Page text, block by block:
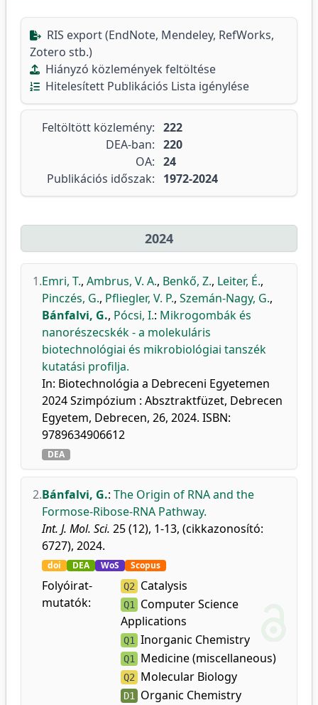
RIS export (EndNote, Mendeley, RefWorks,
Zotero stb.)
Hiányzó közlemények feltöltése
Hitelesített Publikációs Lista igénylése
Feltöltött közlemény: 222
DEA-ban: 220
OA: 24
Publikációs időszak:
1972-2024
2024
1.Emri, T., Ambrus, V. A., Benkő, Z., Leiter, É.,
Pinczés, G., Pfliegler, V. P., Szemán-Nagy, G.,
Bánfalvi, G., Pócsi, I.: Mikrogombák és
nanorészecskék - a molekuláris
biotechnológiai és mikrobiológiai tanszék
kutatási profilja.
In: Biotechnológia a Debreceni Egyetemen
2024 Szimpózium : Absztraktfüzet, Debrecen
Egyetem, Debrecen, 26, 2024. ISBN:
9789634906612
DEA
2.Bánfalvi, G.: The Origin of RNA and the
Formose-Ribose-RNA Pathway.
Int. J. Mol. Sci. 25 (12), 1-13, (cikkazonosító:
6727), 2024.
doi DEA WoS Scopus
Folyóirat-
mutatók:
Q2 Catalysis
Q1
Computer Science
Applications
Q1 Inorganic Chemistry
Q1 Medicine (miscellaneous)
Q2 Molecular Biology
D1 Organic Chemistry